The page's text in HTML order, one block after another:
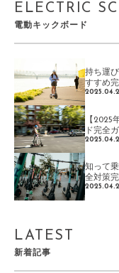
ELECTRIC
電動キックボード
持ち運
すすめ
【2025
ド完全
知って
全対策
LATEST
新着記事